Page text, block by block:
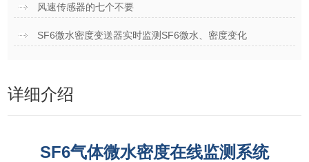
风速传感器的七个不要
SF6微水密度变送器实时监测SF6微水、密度变化
详细介绍
SF6气体微水密度在线监测系统